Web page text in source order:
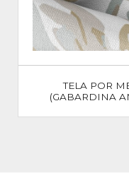
TELA POR
(GABARDINA